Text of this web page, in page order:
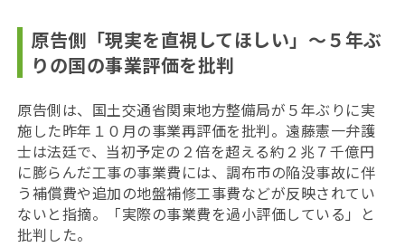
原告側「現実を直視してほしい」〜５年ぶ
りの国の事業評価を批判
原告側は、国土交通省関東地方整備局が５年ぶりに実
施した昨年１０月の事業再評価を批判。遠藤憲一弁護
士は法廷で、当初予定の２倍を超える約２兆７千億円
に膨らんだ工事の事業費には、調布市の陥没事故に伴
う補償費や追加の地盤補修工事費などが反映されてい
ないと指摘。「実際の事業費を過小評価している」と
批判した。